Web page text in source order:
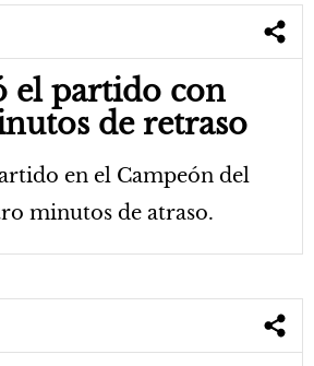
el partido con
de retraso
en el Campeón del
minutos de atraso.